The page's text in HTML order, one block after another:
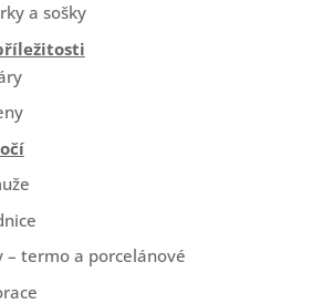
a sošky
– termo a porcelánové